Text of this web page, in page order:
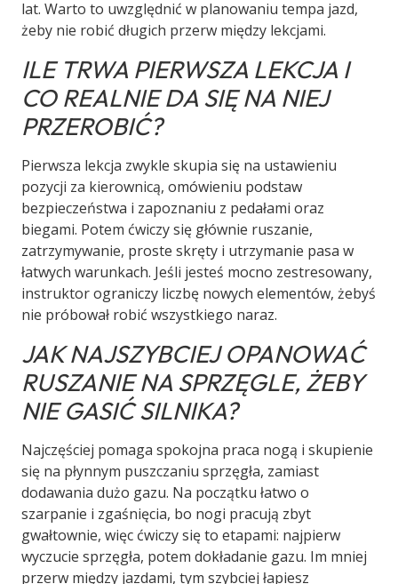
lat. Warto to uwzględnić w planowaniu tempa jazd,
żeby nie robić długich przerw między lekcjami.
ILE TRWA PIERWSZA LEKCJA I
CO REALNIE DA SIĘ NA NIEJ
PRZEROBIĆ?
Pierwsza lekcja zwykle skupia się na ustawieniu
pozycji za kierownicą, omówieniu podstaw
bezpieczeństwa i zapoznaniu z pedałami oraz
biegami. Potem ćwiczy się głównie ruszanie,
zatrzymywanie, proste skręty i utrzymanie pasa w
łatwych warunkach. Jeśli jesteś mocno zestresowany,
instruktor ograniczy liczbę nowych elementów, żebyś
nie próbował robić wszystkiego naraz.
JAK NAJSZYBCIEJ OPANOWAĆ
RUSZANIE NA SPRZĘGLE, ŻEBY
NIE GASIĆ SILNIKA?
Najczęściej pomaga spokojna praca nogą i skupienie
się na płynnym puszczaniu sprzęgła, zamiast
dodawania dużo gazu. Na początku łatwo o
szarpanie i zgaśnięcia, bo nogi pracują zbyt
gwałtownie, więc ćwiczy się to etapami: najpierw
wyczucie sprzęgła, potem dokładanie gazu. Im mniej
przerw między jazdami, tym szybciej łapiesz